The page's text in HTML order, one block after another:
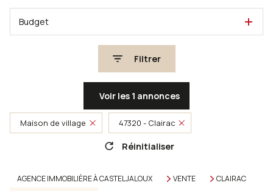
Budget
Filtrer
Voir les 1 annonces
Maison de village 47320 - Clairac
Réinitialiser
AGENCE IMMOBILIÈRE À CASTELJALOUX VENTE
CLAIRAC